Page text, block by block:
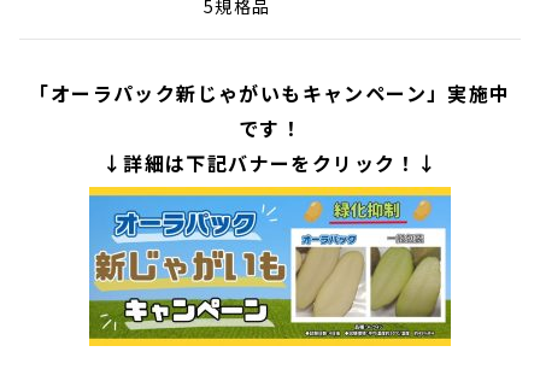
5規格品
「オーラパック新じゃがいもキャンペーン」実施中
です！
↓詳細は下記バナーをクリック！↓